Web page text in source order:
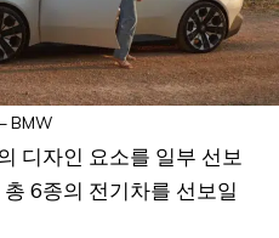
BMW
디자인 요소를 일부 선보
6종의 전기차를 선보일